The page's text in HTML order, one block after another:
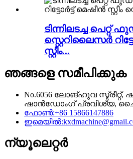
ടിന്നിലടച്ച പെറ്റ്
സ്റ്റെറിലൈസർ
സ്റ്റീം...
ഞങ്ങളെ സമീപിക്കുക
No.6056 ലോങ്‌ഹുവ സ്ട്രീറ്റ്,
ഷാൻഡോംഗ് പ്രവിശ്യ,
ഫോൺ:+86 15866147886
ഇമെയിൽ:
ന്യൂലെറ്റർ